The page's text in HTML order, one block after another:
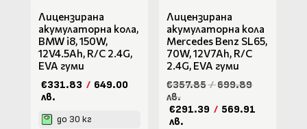
Лицензирана
акумулаторна кола,
BMW i8, 150W,
12V4.5Ah, R/C 2.4G,
ЕVA гуми
€331.83 / 649.00
лв.
до 30 кг
Лицензирана
акумулаторна кола
Mercedes Benz SL65,
70W, 12V7Ah, R/C
2.4G, EVA гуми
€357.85/699.89
лв.
€291.39 / 569.91
лв.